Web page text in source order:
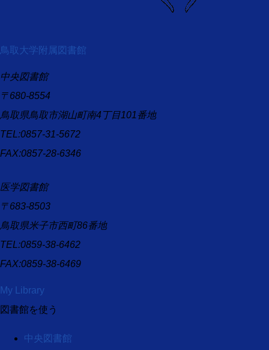
鳥取大学附属図書館
中央図書館
〒680-8554
鳥取県鳥取市湖山町南4丁目101番地
TEL:0857-31-5672
FAX:0857-28-6346
医学図書館
〒683-8503
鳥取県米子市西町86番地
TEL:0859-38-6462
FAX:0859-38-6469
My Library
図書館を使う
中央図書館